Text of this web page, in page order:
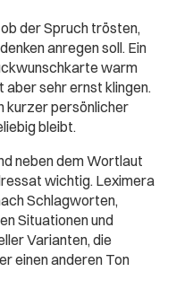
der Spruch trösten,
anregen soll. Ein
warm
sehr ernst klingen.
kurzer persönlicher
bleibt.
neben dem Wortlaut
wichtig. Leximera
Schlagworten,
Situationen und
Varianten, die
einen anderen Ton